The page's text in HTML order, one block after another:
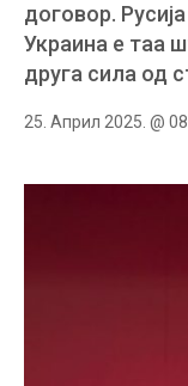
договор.
Украина е таа
друга сила од
25. Април 2025. @